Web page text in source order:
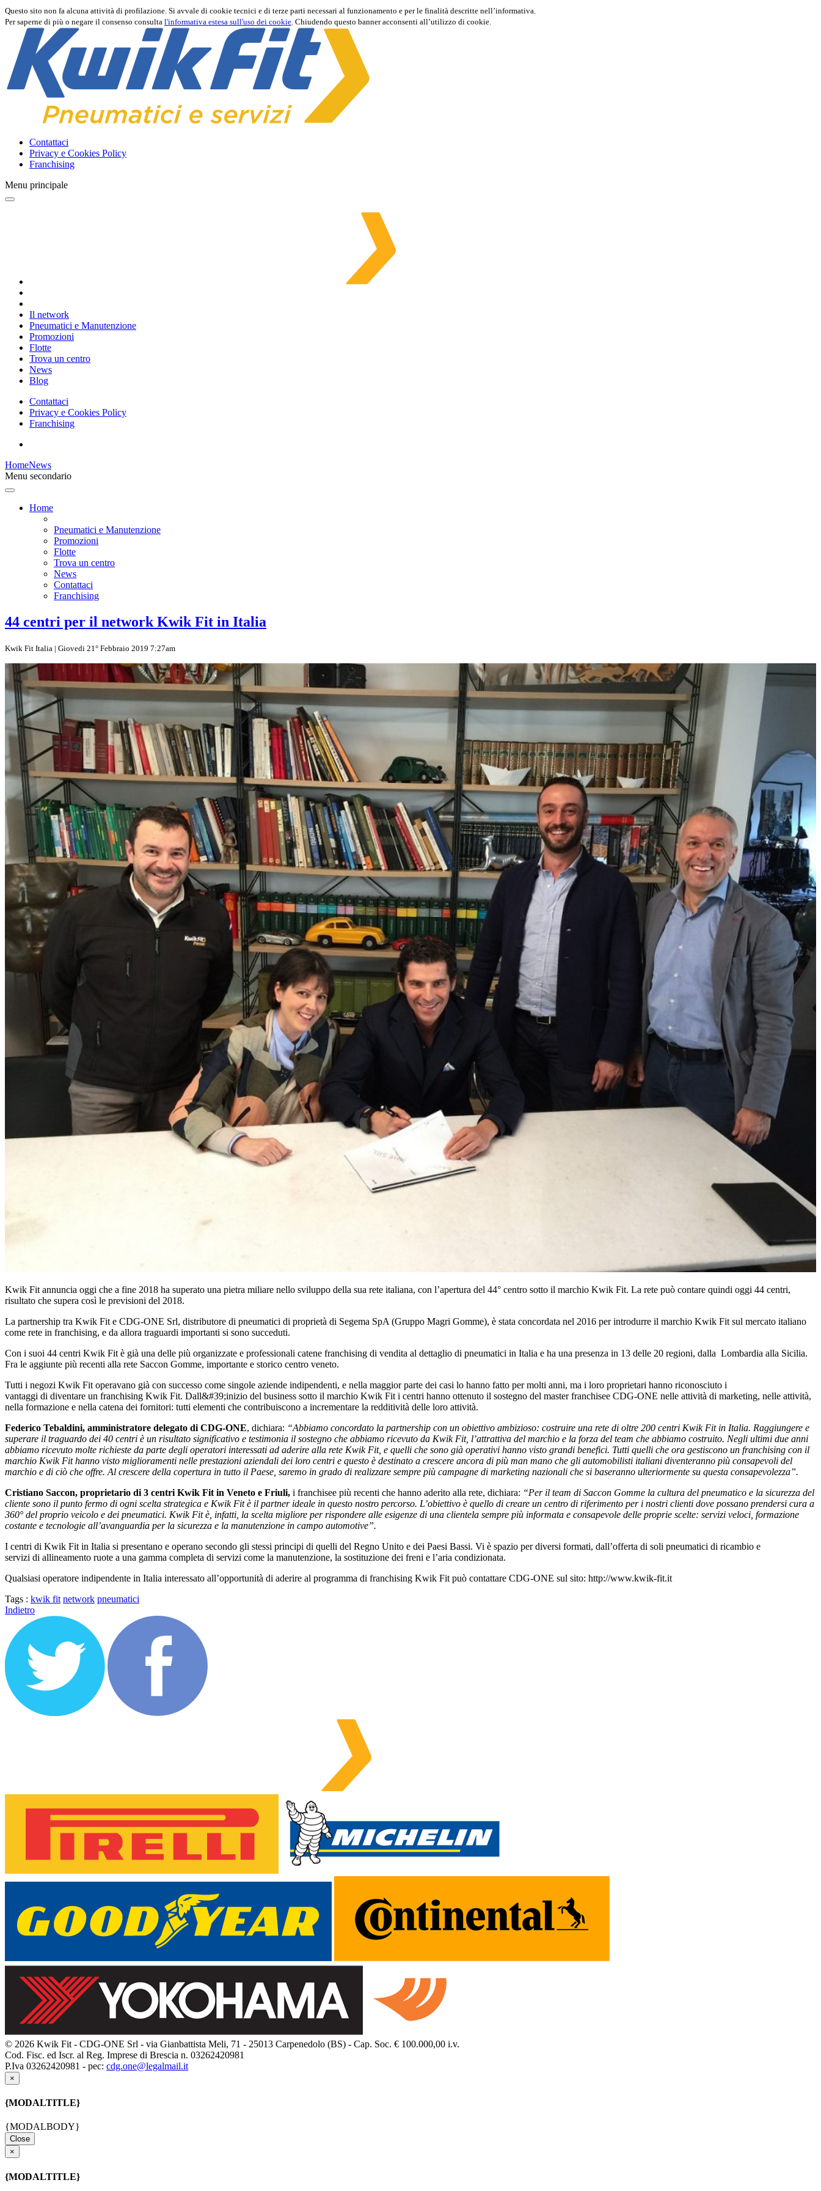
Questo sito non fa alcuna attività di profilazione. Si avvale di cookie tecnici e di terze parti necessari al funzionamento e per le finalità descritte nell’informativa.
Per saperne di più o negare il consenso consulta l'informativa estesa sull'uso dei cookie. Chiudendo questo banner acconsenti all’utilizzo di cookie.
Contattaci
Privacy e Cookies Policy
Franchising
Menu principale
Il network
Pneumatici e Manutenzione
Promozioni
Flotte
Trova un centro
News
Blog
Contattaci
Privacy e Cookies Policy
Franchising
HomeNews
Menu secondario
Home
Pneumatici e Manutenzione
Promozioni
Flotte
Trova un centro
News
Contattaci
Franchising
44 centri per il network Kwik Fit in Italia
Kwik Fit Italia | Giovedi 21° Febbraio 2019 7:27am
Kwik Fit annuncia oggi che a fine 2018 ha superato una pietra miliare nello sviluppo della sua rete italiana, con l’apertura del 44° centro sotto il marchio Kwik Fit. La rete può contare quindi oggi 44 centri,
risultato che supera così le previsioni del 2018.
La partnership tra Kwik Fit e CDG-ONE Srl, distributore di pneumatici di proprietà di Segema SpA (Gruppo Magri Gomme), è stata concordata nel 2016 per introdurre il marchio Kwik Fit sul mercato italiano
come rete in franchising, e da allora traguardi importanti si sono succeduti.
Con i suoi 44 centri Kwik Fit è già una delle più organizzate e professionali catene franchising di vendita al dettaglio di pneumatici in Italia e ha una presenza in 13 delle 20 regioni, dalla Lombardia alla Sicilia.
Fra le aggiunte più recenti alla rete Saccon Gomme, importante e storico centro veneto.
Tutti i negozi Kwik Fit operavano già con successo come singole aziende indipendenti, e nella maggior parte dei casi lo hanno fatto per molti anni, ma i loro proprietari hanno riconosciuto i
vantaggi di diventare un franchising Kwik Fit. Dall&#39;inizio del business sotto il marchio Kwik Fit i centri hanno ottenuto il sostegno del master franchisee CDG-ONE nelle attività di marketing, nelle attività,
nella formazione e nella catena dei fornitori: tutti elementi che contribuiscono a incrementare la redditività delle loro attività.
Federico Tebaldini, amministratore delegato di CDG-ONE, dichiara: “Abbiamo concordato la partnership con un obiettivo ambizioso: costruire una rete di oltre 200 centri Kwik Fit in Italia. Raggiungere e
superare il traguardo dei 40 centri è un risultato significativo e testimonia il sostegno che abbiamo ricevuto da Kwik Fit, l’attrattiva del marchio e la forza del team che abbiamo costruito. Negli ultimi due anni
abbiamo ricevuto molte richieste da parte degli operatori interessati ad aderire alla rete Kwik Fit, e quelli che sono già operativi hanno visto grandi benefici. Tutti quelli che ora gestiscono un franchising con il
marchio Kwik Fit hanno visto miglioramenti nelle prestazioni aziendali dei loro centri e questo è destinato a crescere ancora di più man mano che gli automobilisti italiani diventeranno più consapevoli del
marchio e di ciò che offre. Al crescere della copertura in tutto il Paese, saremo in grado di realizzare sempre più campagne di marketing nazionali che si baseranno ulteriormente su questa consapevolezza”.
Cristiano Saccon, proprietario di 3 centri Kwik Fit in Veneto e Friuli, i franchisee più recenti che hanno aderito alla rete, dichiara: “Per il team di Saccon Gomme la cultura del pneumatico e la sicurezza del
cliente sono il punto fermo di ogni scelta strategica e Kwik Fit è il partner ideale in questo nostro percorso. L’obiettivo è quello di creare un centro di riferimento per i nostri clienti dove possano prendersi cura a
360° del proprio veicolo e dei pneumatici. Kwik Fit è, infatti, la scelta migliore per rispondere alle esigenze di una clientela sempre più informata e consapevole delle proprie scelte: servizi veloci, formazione
costante e tecnologie all’avanguardia per la sicurezza e la manutenzione in campo automotive”.
I centri di Kwik Fit in Italia si presentano e operano secondo gli stessi principi di quelli del Regno Unito e dei Paesi Bassi. Vi è spazio per diversi formati, dall’offerta di soli pneumatici di ricambio e
servizi di allineamento ruote a una gamma completa di servizi come la manutenzione, la sostituzione dei freni e l’aria condizionata.
Qualsiasi operatore indipendente in Italia interessato all’opportunità di aderire al programma di franchising Kwik Fit può contattare CDG-ONE sul sito: http://www.kwik-fit.it
Tags : kwik fit network pneumatici
Indietro
© 2026 Kwik Fit - CDG-ONE Srl - via Gianbattista Meli, 71 - 25013 Carpenedolo (BS) - Cap. Soc. € 100.000,00 i.v.
Cod. Fisc. ed Iscr. al Reg. Imprese di Brescia n. 03262420981
P.Iva 03262420981 - pec: cdg.one@legalmail.it
×
{MODALTITLE}
{MODALBODY}
Close
×
{MODALTITLE}